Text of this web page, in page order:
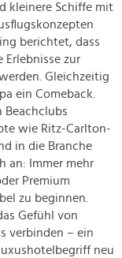
kleinere Schiffe mit
berichtet, dass
zur
Gleichzeitig
ein Comeback.
Beachclubs
wie Ritz-Carlton-
in die Branche
an: Immer mehr
Premium
zu beginnen.
Gefühl von
verbinden – ein
neu